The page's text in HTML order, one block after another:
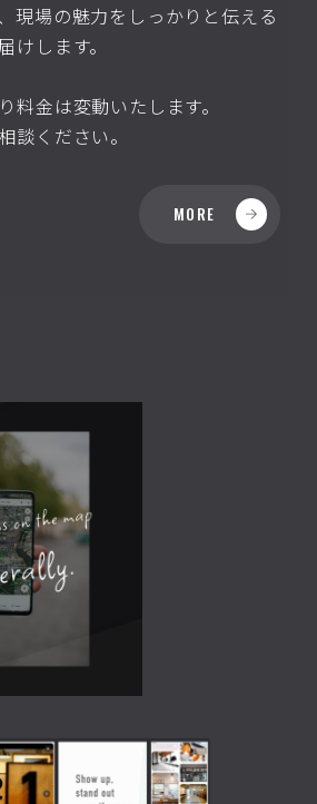
現場の魅力をしっかりと伝える
けします。
金は変動いたします。
談ください。
MORE